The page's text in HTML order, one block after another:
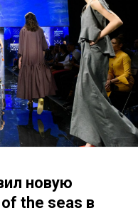
новую
the seas в